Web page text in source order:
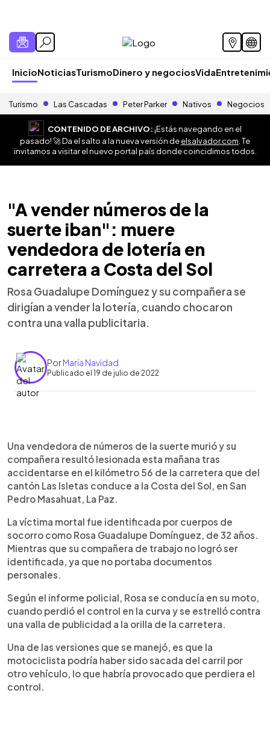
InicioNoticiasTurismoDinero y negociosVida
Turismo Las Cascadas Peter Parker Nativos Negocios
CONTENIDO DE ARCHIVO:¡Estás navegando en el
pasado! 🚀 Da el salto a la nueva versión deelsalvador.com . Te
invitamos a visitar el nuevo portal país donde coincidimos todos.
"A vender números de la
suerte iban": muere
vendedora de lotería en
carretera a Costa del Sol
Rosa Guadalupe Domínguez y su compañera se
dirigían a vender la lotería, cuando chocaron
contra una valla publicitaria.
PorMaría Navidad
Publicado el 19 de julio de 2022
Escuchar artículo
Una vendedora de números de la suerte murió y su
compañera resultó lesionada esta mañana tras
accidentarse en el kilómetro 56 de la carretera que del
cantón Las Isletas conduce a la Costa del Sol, en San
Pedro Masahuat, La Paz.
La víctima mortal fue identificada por cuerpos de
socorro como Rosa Guadalupe Domínguez, de 32 años.
Mientras que su compañera de trabajo no logró ser
identificada, ya que no portaba documentos
personales.
Según el informe policial, Rosa se conducía en su moto,
cuando perdió el control en la curva y se estrelló contra
una valla de publicidad a la orilla de la carretera.
Una de las versiones que se manejó, es que la
motociclista podría haber sido sacada del carril por
otro vehículo, lo que habría provocado que perdiera el
control.